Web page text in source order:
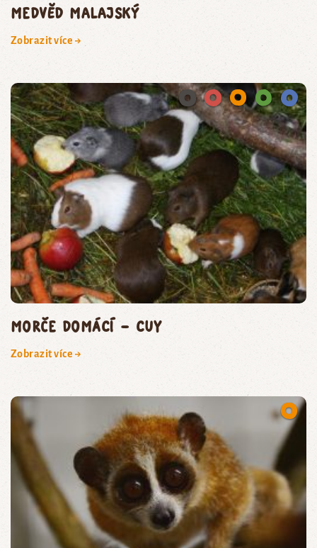
medvěd malajský
Zobrazit více →
morče domácí – cuy
Zobrazit více →